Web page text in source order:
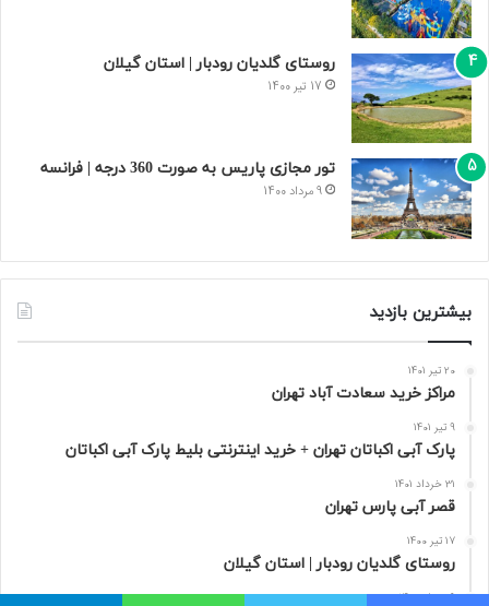
روستای گلدیان رودبار | استان گیلان
17 تیر 1400
تور مجازی پاریس به صورت 360 درجه | فرانسه
9 مرداد 1400
بیشترین بازدید
20 تیر 1401
مراکز خرید سعادت‌ آباد تهران
9 تیر 1401
پارک آبی اکباتان تهران + خرید اینترنتی بلیط پارک آبی اکباتان
31 خرداد 1401
قصر آبی پارس تهران
17 تیر 1400
روستای گلدیان رودبار | استان گیلان
9 مرداد 1400